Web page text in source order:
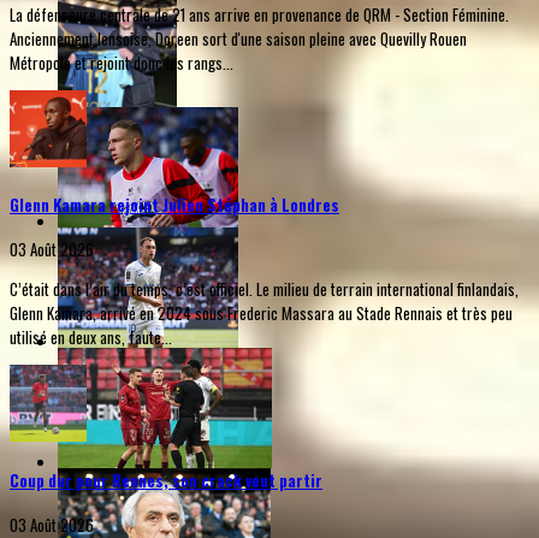
La défenseure centrale de 21 ans arrive en provenance de QRM - Section Féminine.
Anciennement lensoise, Doreen sort d'une saison pleine avec Quevilly Rouen
Métropole et rejoint donc les rangs...
Glenn Kamara rejoint Julien Stéphan à Londres
03 Août 2026
C’était dans l’air du temps, c’est officiel. Le milieu de terrain international finlandais,
Glenn Kamara, arrivé en 2024 sous Frederic Massara au Stade Rennais et très peu
utilisé en deux ans, faute...
Coup dur pour Rennes, son crack veut partir
03 Août 2026